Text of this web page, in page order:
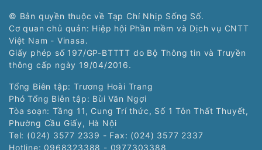
© Bản quyền thuộc về Tạp Chí Nhịp Sống Số.
Cơ quan chủ quản: Hiệp hội Phần mềm và Dịch vụ CNTT
Việt Nam - Vinasa.
Giấy phép số 197/GP-BTTTT do Bộ Thông tin và Truyền
thông cấp ngày 19/04/2016.
Tổng Biên tập: Trương Hoài Trang
Phó Tổng Biên tập: Bùi Văn Ngợi
Tòa soạn: Tầng 11, Cung Trí thức, Số 1 Tôn Thất Thuyết,
Phường Cầu Giấy, Hà Nội
Tel: (024) 3577 2339 - Fax: (024) 3577 2337
Hotline: 0968323388 - 0977303388